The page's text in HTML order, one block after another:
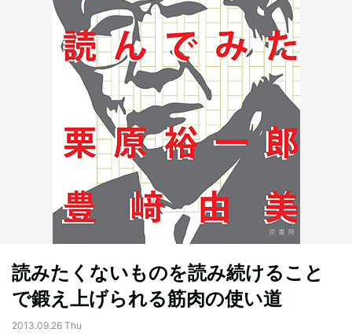
読みたくないものを読み続けること
で鍛え上げられる筋肉の使い道
2013.09.26 Thu